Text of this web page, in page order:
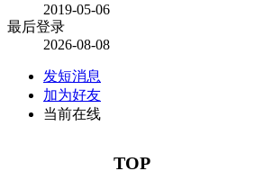
2019-05-06
最后登录
2026-08-08
发短消息
加为好友
当前在线
TOP